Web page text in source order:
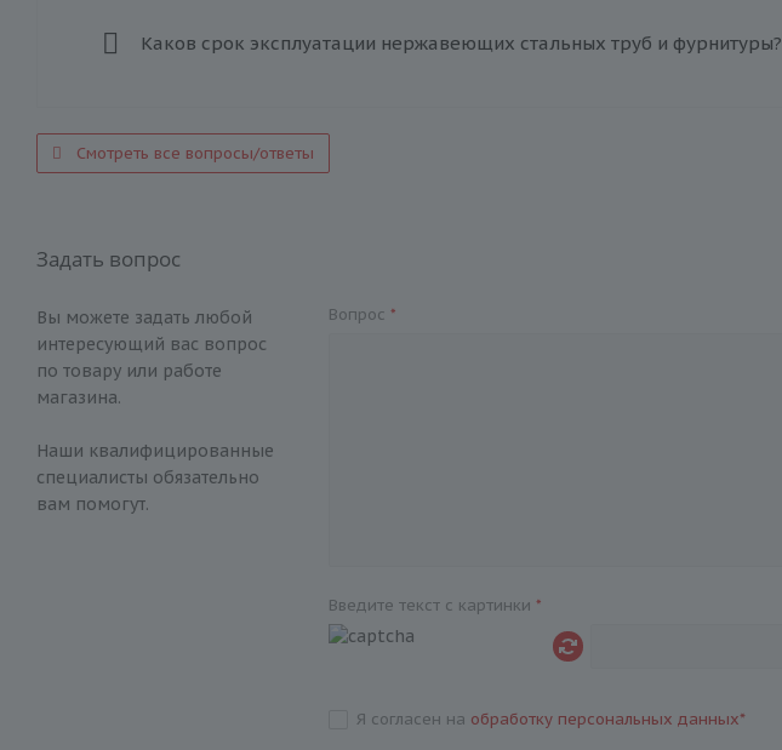
Каков срок эксплуатации нержавеющих стальных труб и фурнитуры?
Смотреть все вопросы/ответы
Задать вопрос
Вы можете задать любой
интересующий вас вопрос
по товару или работе
магазина.
Наши квалифицированные
специалисты обязательно
вам помогут.
Вопрос*
Введите текст с картинки*
Я согласен на обработку персональных данных*